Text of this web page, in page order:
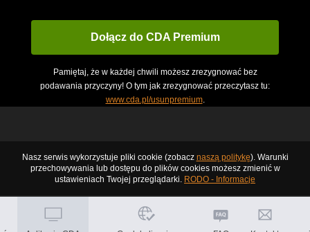
Dołącz do CDA Premium
Pamiętaj, że w każdej chwili możesz zrezygnować bez
podawania przyczyny! O tym jak zrezygnować przeczytasz tu:
www.cda.pl/usunpremium.
Nasz serwis wykorzystuje pliki cookie (zobacz naszą politykę). Warunki
przechowywania lub dostępu do plików cookies możesz zmienić w
ustawieniach Twojej przeglądarki. RODO - Informacje